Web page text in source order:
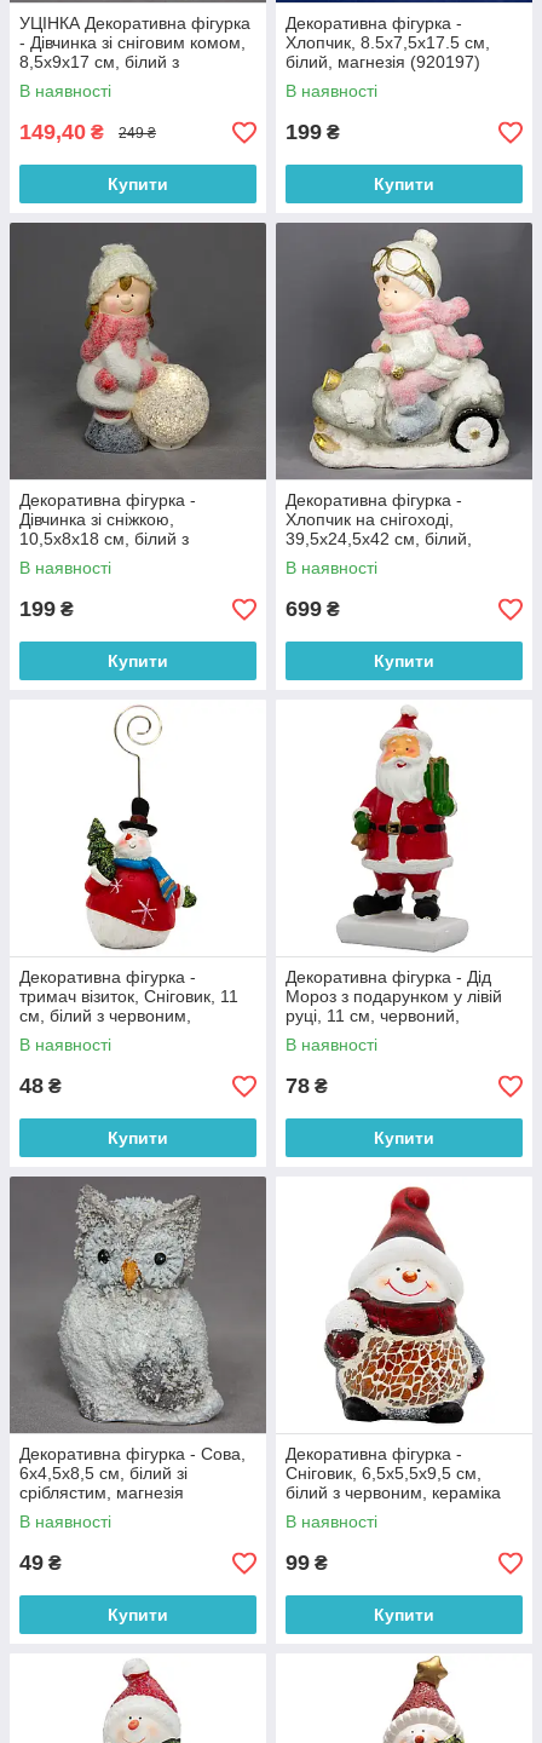
УЦІНКА Декоративна фігурка
- Дівчинка зі сніговим комом,
8,5x9x17 см, білий з
рожевим, магнезія (920128-
2)
В наявності
149,40 ₴ 249 ₴
Купити
Декоративна фігурка -
Хлопчик, 8.5x7,5x17.5 см,
білий, магнезія (920197)
В наявності
199 ₴
Купити
Декоративна фігурка -
Дівчинка зі сніжкою,
10,5x8x18 см, білий з
рожевим, магнезія (920227)
В наявності
199 ₴
Купити
Декоративна фігурка -
Хлопчик на снігоході,
39,5x24,5x42 см, білий,
магнезія (920067)
В наявності
699 ₴
Купити
Декоративна фігурка -
тримач візиток, Сніговик, 11
см, білий з червоним,
полістоун (022557-1)
В наявності
48 ₴
Купити
Декоративна фігурка - Дід
Мороз з подарунком у лівій
руці, 11 см, червоний,
полістоун (001552-1)
В наявності
78 ₴
Купити
Декоративна фігурка - Сова,
6x4,5x8,5 см, білий зі
сріблястим, магнезія
(792016)
В наявності
49 ₴
Купити
Декоративна фігурка -
Сніговик, 6,5x5,5x9,5 см,
білий з червоним, кераміка
(792030)
В наявності
99 ₴
Купити